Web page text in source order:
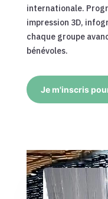
internationale.
impression 3D,
chaque groupe
bénévoles.
Je m'inscris